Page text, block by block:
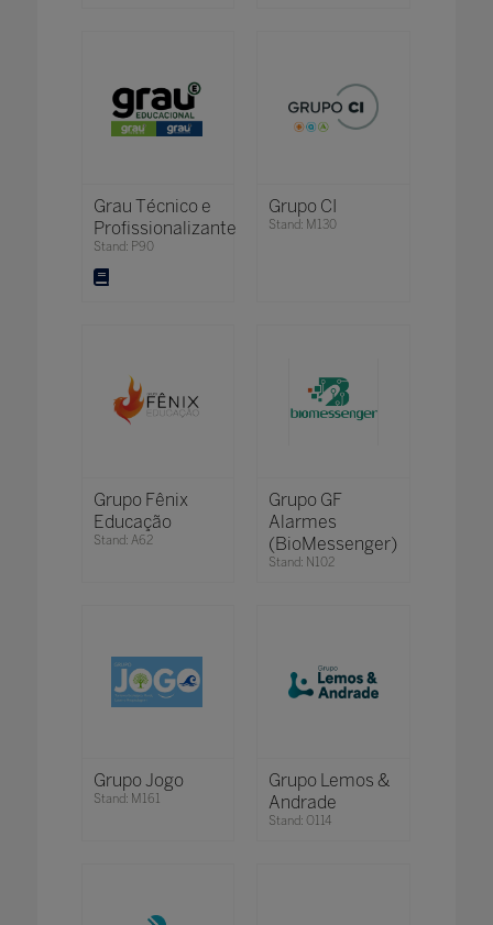
Grau Técnico e
Profissionalizante
Stand: P90
Grupo CI
Stand: M130
Grupo Fênix
Educação
Stand: A62
Grupo GF
Alarmes
(BioMessenger)
Stand: N102
Grupo Jogo
Stand: M161
Grupo Lemos &
Andrade
Stand: O114